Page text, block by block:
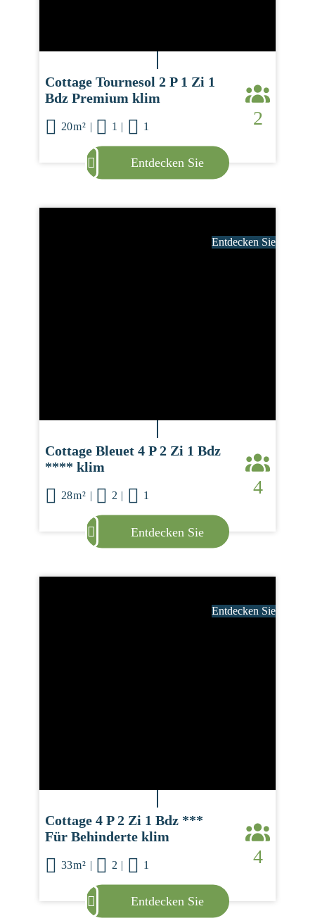
Cottage Tournesol 2 P 1 Zi 1
Bdz Premium klim
20m² | 1 | 1 2
Entdecken Sie
Entdecken Sie
Cottage Bleuet 4 P 2 Zi 1 Bdz
**** klim
28m² | 2 | 1 4
Entdecken Sie
Entdecken Sie
Cottage 4 P 2 Zi 1 Bdz ***
Für Behinderte klim
33m² | 2 | 1 4
Entdecken Sie